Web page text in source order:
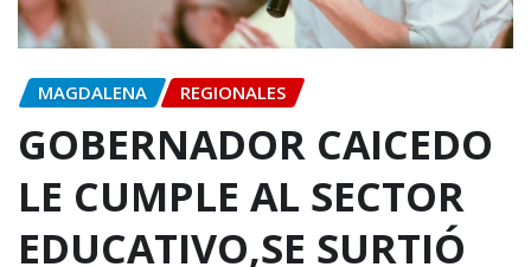
MAGDALENA REGIONALES
GOBERNADOR CAICEDO
LE CUMPLE AL SECTOR
EDUCATIVO,SE SURTIÓ